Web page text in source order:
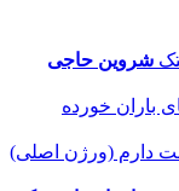
شروین حاجی